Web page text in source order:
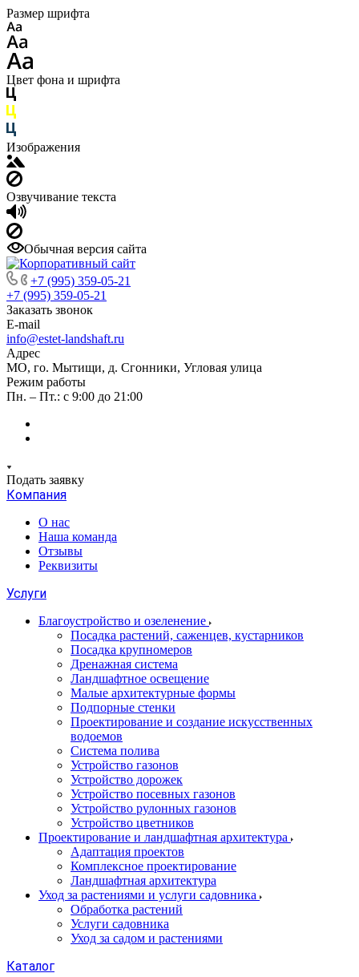
Размер шрифта
Цвет фона и шрифта
Изображения
Озвучивание текста
Обычная версия сайта
+7 (995) 359-05-21
+7 (995) 359-05-21
Заказать звонок
E-mail
info@estet-landshaft.ru
Адрес
МО, го. Мытищи, д. Сгонники, Угловая улица
Режим работы
Пн. – Пт.: с 9:00 до 21:00
Подать заявку
Компания
О нас
Наша команда
Отзывы
Реквизиты
Услуги
Благоустройство и озеленение
Посадка растений, саженцев, кустарников
Посадка крупномеров
Дренажная система
Ландшафтное освещение
Малые архитектурные формы
Подпорные стенки
Проектирование и создание искусственных
водоемов
Система полива
Устройство газонов
Устройство дорожек
Устройство посевных газонов
Устройство рулонных газонов
Устройство цветников
Проектирование и ландшафтная архитектура
Адаптация проектов
Комплексное проектирование
Ландшафтная архитектура
Уход за растениями и услуги садовника
Обработка растений
Услуги садовника
Уход за садом и растениями
Каталог